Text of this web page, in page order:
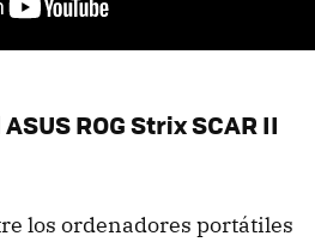
ROG Strix SCAR II
los ordenadores portátiles